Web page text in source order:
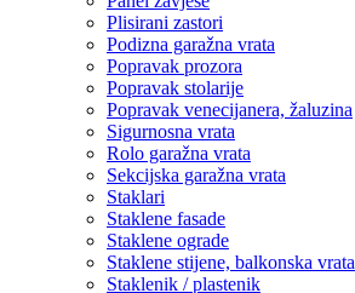
Plisirani zastori
Podizna garažna vrata
Popravak prozora
Popravak stolarije
Popravak venecijanera, žaluzina
Sigurnosna vrata
Rolo garažna vrata
Sekcijska garažna vrata
Staklari
Staklene fasade
Staklene ograde
Staklene stijene, balkonska vrata
Staklenik / plastenik